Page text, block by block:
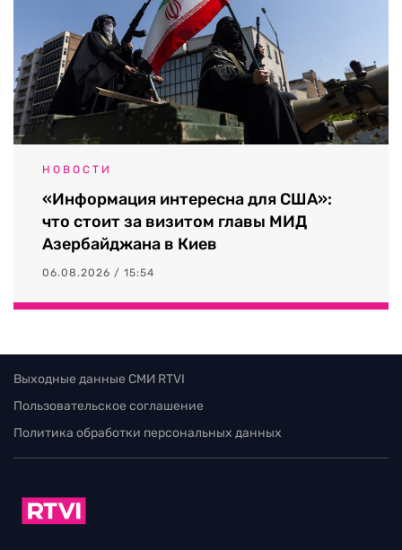
НОВОСТИ
«Информация интересна для США»:
что стоит за визитом главы МИД
Азербайджана в Киев
06.08.2026 / 15:54
Выходные данные СМИ RTVI
Пользовательское соглашение
Политика обработки персональных данных